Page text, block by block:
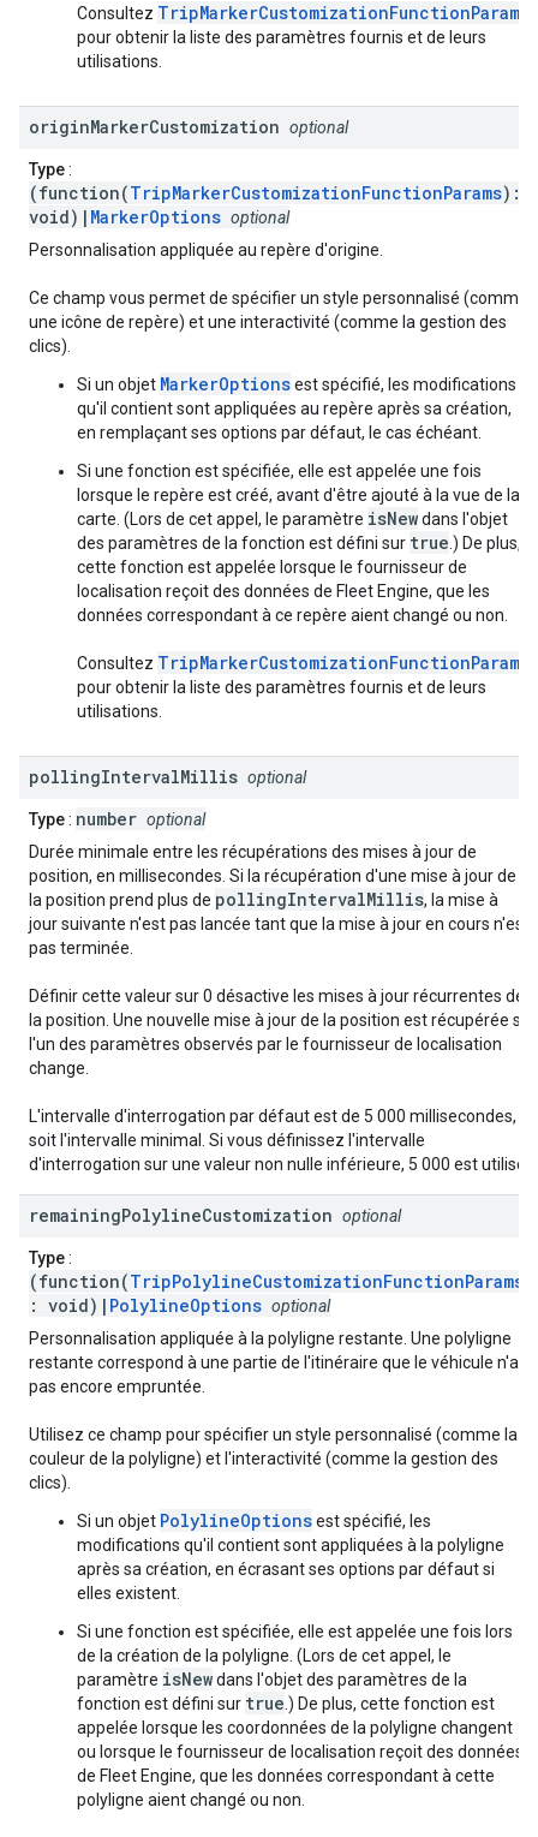
Consultez TripMarkerCustomizationFunctionParams
pour obtenir la liste des paramètres fournis et de leurs
utilisations.
originMarkerCustomization optional
Type:
(function(TripMarkerCustomizationFunctionParams):
void)| MarkerOptions optional
Personnalisation appliquée au repère d'origine.
Ce champ vous permet de spécifier un style personnalisé (comme
une icône de repère) et une interactivité (comme la gestion des
clics).
Si un objet MarkerOptionsest spécifié, les modifications
qu'il contient sont appliquées au repère après sa création,
en remplaçant ses options par défaut, le cas échéant.
Si une fonction est spécifiée, elle est appelée une fois
lorsque le repère est créé, avant d'être ajouté à la vue de la
carte. (Lors de cet appel, le paramètre isNewdans l'objet
des paramètres de la fonction est défini sur true .) De plus,
cette fonction est appelée lorsque le fournisseur de
localisation reçoit des données de Fleet Engine, que les
données correspondant à ce repère aient changé ou non.
Consultez TripMarkerCustomizationFunctionParams
pour obtenir la liste des paramètres fournis et de leurs
utilisations.
pollingIntervalMillis optional
Type: number optional
Durée minimale entre les récupérations des mises à jour de
position, en millisecondes. Si la récupération d'une mise à jour de
la position prend plus de pollingIntervalMillis, la mise à
jour suivante n'est pas lancée tant que la mise à jour en cours n'est
pas terminée.
Définir cette valeur sur 0 désactive les mises à jour récurrentes de
la position. Une nouvelle mise à jour de la position est récupérée si
l'un des paramètres observés par le fournisseur de localisation
change.
L'intervalle d'interrogation par défaut est de 5 000 millisecondes,
soit l'intervalle minimal. Si vous définissez l'intervalle
d'interrogation sur une valeur non nulle inférieure, 5 000 est utilisé.
remainingPolylineCustomization optional
Type:
(function(TripPolylineCustomizationFunctionParams
: void)| PolylineOptions optional
Personnalisation appliquée à la polyligne restante. Une polyligne
restante correspond à une partie de l'itinéraire que le véhicule n'a
pas encore empruntée.
Utilisez ce champ pour spécifier un style personnalisé (comme la
couleur de la polyligne) et l'interactivité (comme la gestion des
clics).
Si un objet PolylineOptionsest spécifié, les
modifications qu'il contient sont appliquées à la polyligne
après sa création, en écrasant ses options par défaut si
elles existent.
Si une fonction est spécifiée, elle est appelée une fois lors
de la création de la polyligne. (Lors de cet appel, le
paramètre isNewdans l'objet des paramètres de la
fonction est défini sur true .) De plus, cette fonction est
appelée lorsque les coordonnées de la polyligne changent
ou lorsque le fournisseur de localisation reçoit des données
de Fleet Engine, que les données correspondant à cette
polyligne aient changé ou non.